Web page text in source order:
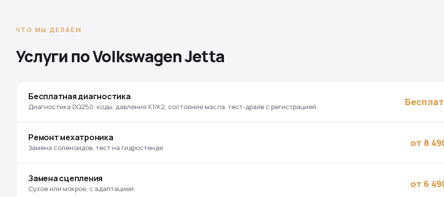
ЧТО МЫ ДЕЛАЕМ
Услуги по Volkswagen Jetta
Бесплатная диагностика
Диагностика DQ250: коды, давления K1/K2, состояние масла, тест-драйв с регистрацией
Ремонт мехатроника
Замена соленоидов, тест на гидростенде от 8
Замена сцепления
Сухое или мокрое, с адаптацией от 6